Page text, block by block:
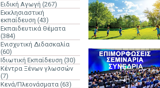
Ειδική Αγωγή (267)
Εκκλησιαστική
εκπαίδευση (43)
Εκπαιδευτικά Θέματα
(384)
Ενισχυτική Διδασκαλία
(60)
Ιδιωτική Εκπαίδευση (30)
Κέντρα Ξένων γλωσσών
(7)
Κενά/Πλεονάσματα (63)